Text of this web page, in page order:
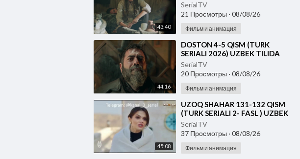
43:40
SerialTV
21 Просмотры · 08/08/26
Фильм и анимация
44:16
⁣DOSTON 4-5 QISM (TURK
SERIALI 2026) UZBEK TILIDA
SerialTV
20 Просмотры · 08/08/26
Фильм и анимация
45:08
⁣UZOQ SHAHAR 131-132 QISM
(TURK SERIALI 2- FASL ) UZBEK
TILIDA
SerialTV
37 Просмотры · 08/08/26
Фильм и анимация